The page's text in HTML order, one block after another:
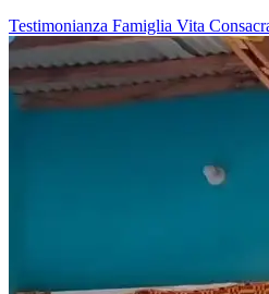
Testimonianza Famiglia Vita